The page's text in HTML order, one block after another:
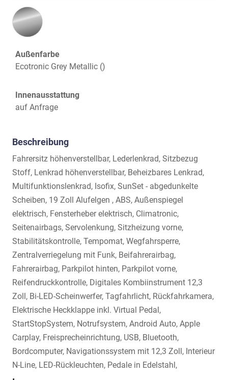
Außenfarbe
Ecotronic Grey Metallic ()
Innenausstattung
auf Anfrage
Beschreibung
Fahrersitz höhenverstellbar, Lederlenkrad, Sitzbezug
Stoff, Lenkrad höhenverstellbar, Beheizbares Lenkrad,
Multifunktionslenkrad, Isofix, SunSet - abgedunkelte
Scheiben, 19 Zoll Alufelgen , ABS, Außenspiegel
elektrisch, Fensterheber elektrisch, Climatronic,
Seitenairbags, Servolenkung, Sitzheizung vorne,
Stabilitätskontrolle, Tempomat, Wegfahrsperre,
Zentralverriegelung mit Funk, Beifahrerairbag,
Fahrerairbag, Parkpilot hinten, Parkpilot vorne,
Reifendruckkontrolle, Digitales Kombiinstrument 12,3
Zoll, Bi-LED-Scheinwerfer, Tagfahrlicht, Rückfahrkamera,
Elektrische Heckklappe inkl. Virtual Pedal,
StartStopSystem, Notrufsystem, Android Auto, Apple
Carplay, Freisprecheinrichtung, USB, Bluetooth,
Bordcomputer, Navigationssystem mit 12,3 Zoll, Interieur
N-Line, LED-Rückleuchten, Pedale in Edelstahl,